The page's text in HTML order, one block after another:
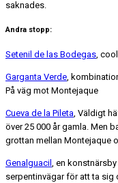
saknades.
Andra stopp:
Setenil de las Bodegas,
Garganta Verde,
På väg mot Montejaque
Cueva de la Pileta, Väldigt
över 25 000 år gamla. Men
grottan mellan Montejaque
Genalguacil , en
serpentinvägar för att ta